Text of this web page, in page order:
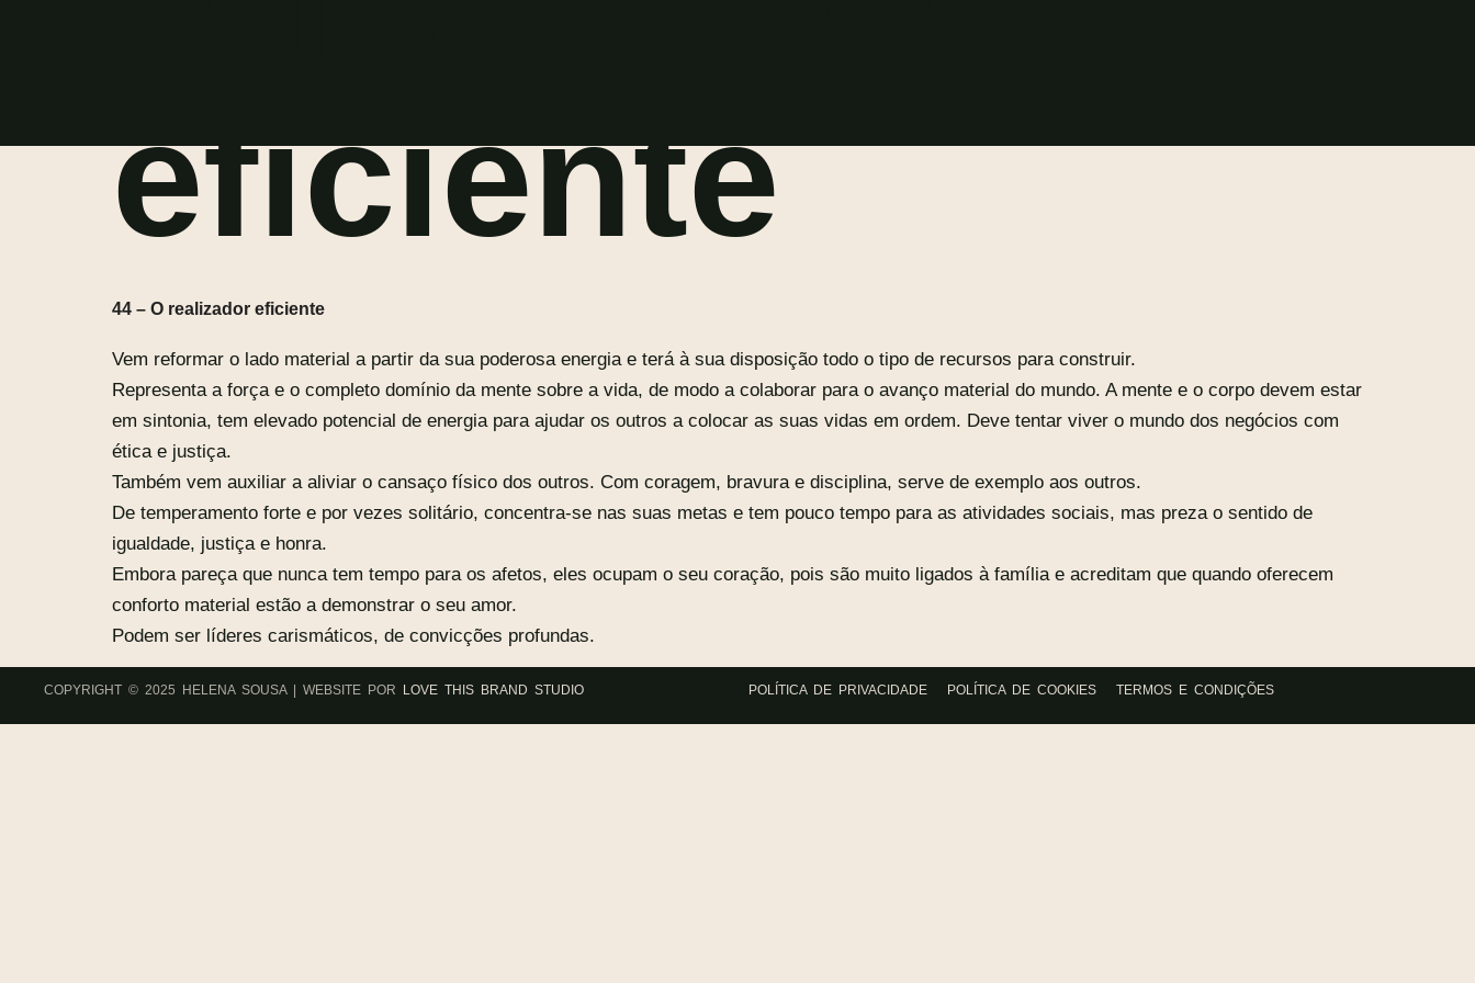
eficiente
44 – O realizador eficiente
Vem reformar o lado material a partir da sua poderosa energia e terá à sua disposição todo o tipo de recursos para construir.
Representa a força e o completo domínio da mente sobre a vida, de modo a colaborar para o avanço material do mundo. A mente e o corpo devem estar
em sintonia, tem elevado potencial de energia para ajudar os outros a colocar as suas vidas em ordem. Deve tentar viver o mundo dos negócios com
ética e justiça.
Também vem auxiliar a aliviar o cansaço físico dos outros. Com coragem, bravura e disciplina, serve de exemplo aos outros.
De temperamento forte e por vezes solitário, concentra-se nas suas metas e tem pouco tempo para as atividades sociais, mas preza o sentido de
igualdade, justiça e honra.
Embora pareça que nunca tem tempo para os afetos, eles ocupam o seu coração, pois são muito ligados à família e acreditam que quando oferecem
conforto material estão a demonstrar o seu amor.
Podem ser líderes carismáticos, de convicções profundas.
COPYRIGHT © 2025 HELENA SOUSA | WEBSITE POR LOVE THIS BRAND STUDIO POLÍTICA DE PRIVACIDADE POLÍTICA DE COOKIES TERMOS E CONDIÇÕES